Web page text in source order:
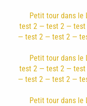
Petit tour dans
test 2 — test 2 —
— test 2 — test 2 —
Petit tour dans
test 2 — test 2 —
— test 2 — test 2 —
Petit tour dans